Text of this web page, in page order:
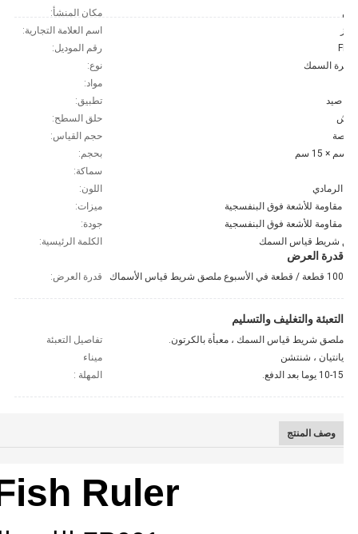
مكان المنشأ:
اسم العلامة التجارية:
رقم الموديل:
نوع:
السمك
مواد:
تطبيق:
صيد
حلق السطح:
حجم القياس:
بحجم:
سماكة:
اللون:
الرمادي
ميزات:
جودة:
الكلمة الرئيسية:
شريط قياس السمك
قدرة العرض
قدرة العرض: 100 قطعة / قطعة في الأسبوع ملصق شريط قياس الأسماك
التعبئة والتغليف والتسليم
تفاصيل التعبئة
ملصق شريط قياس السمك ، معبأة بالكرتون.
ميناء
يانتيان ، شنتشن
المهلة :
10-15 يوما بعد الدفع.
وصف المنتج
Ruler